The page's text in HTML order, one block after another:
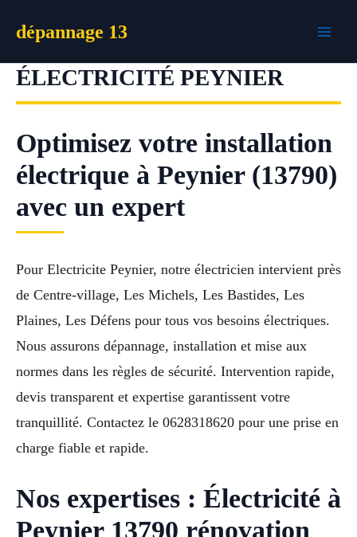
dépannage 13
ÉLECTRICITÉ PEYNIER
Optimisez votre installation
électrique à Peynier (13790)
avec un expert
Pour Electricite Peynier, notre électricien intervient près
de Centre-village, Les Michels, Les Bastides, Les
Plaines, Les Défens pour tous vos besoins électriques.
Nous assurons dépannage, installation et mise aux
normes dans les règles de sécurité. Intervention rapide,
devis transparent et expertise garantissent votre
tranquillité. Contactez le 0628318620 pour une prise en
charge fiable et rapide.
Nos expertises : Électricité à
Peynier 13790 rénovation